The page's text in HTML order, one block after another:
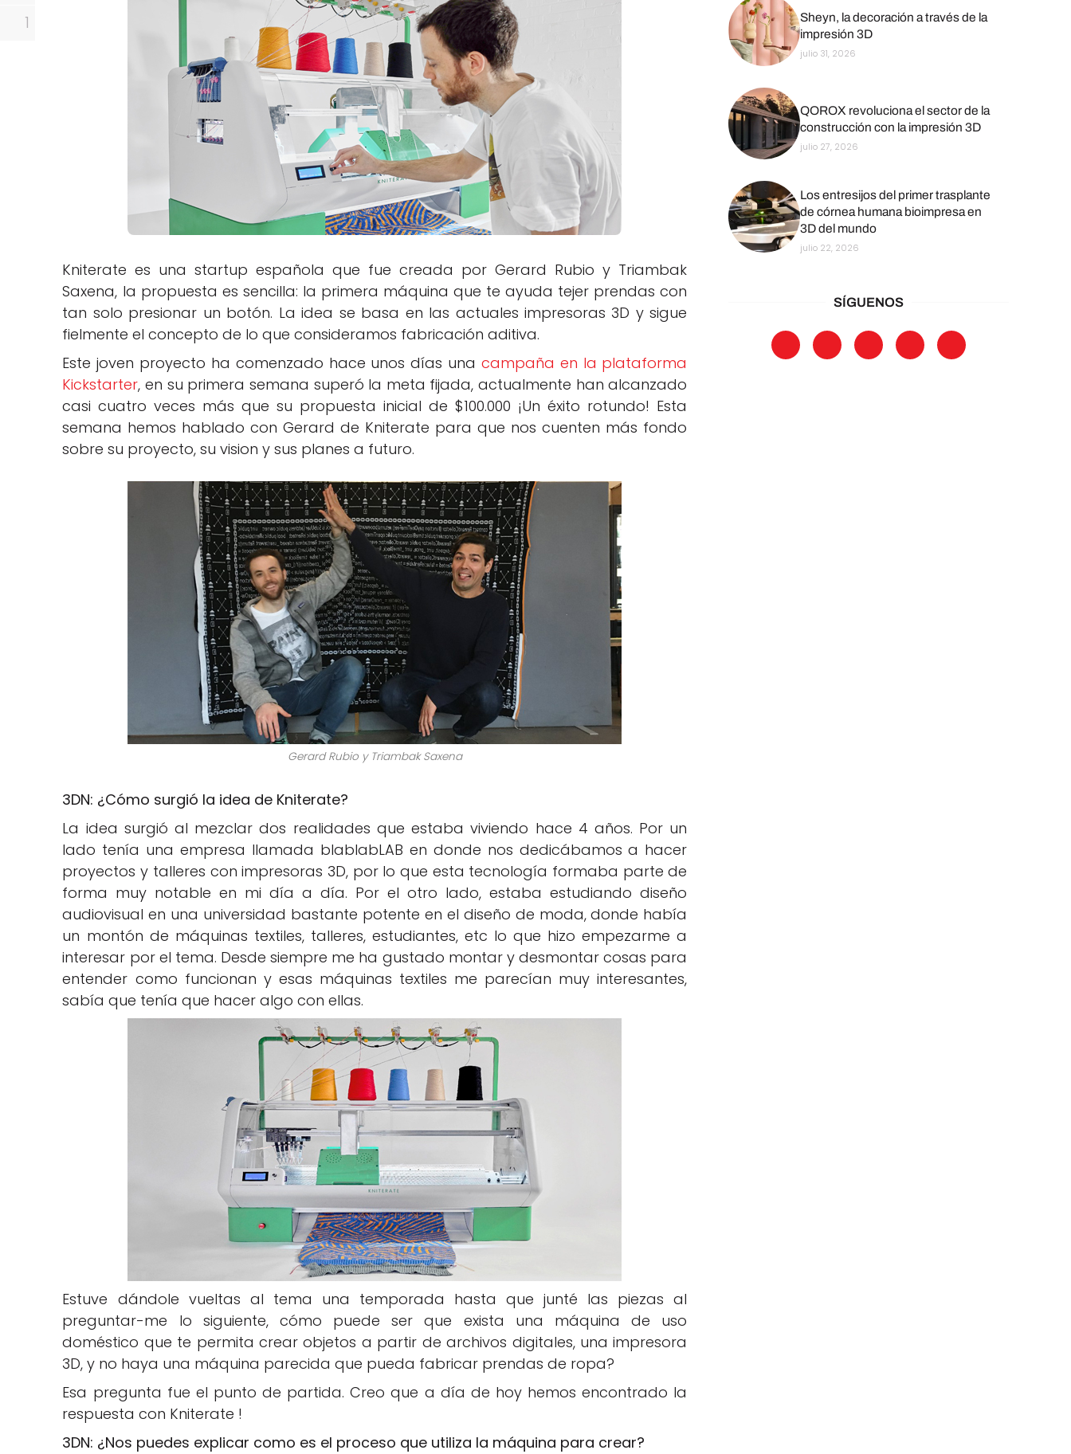
Negocios
Rankings 3D
Softwares 3D
Vídeos
Kniterate es una startup española que fue creada por Gerard Rubio y Triambak
Saxena, la propuesta es sencilla: la primera máquina que te ayuda tejer prendas con
tan solo presionar un botón. La idea se basa en las actuales impresoras 3D y sigue
fielmente el concepto de lo que consideramos fabricación aditiva.
Este joven proyecto ha comenzado hace unos días una campaña en la plataforma
Kickstarter, en su primera semana superó la meta fijada, actualmente han alcanzado
casi cuatro veces más que su propuesta inicial de $100.000 ¡Un éxito rotundo! Esta
semana hemos hablado con Gerard de Kniterate para que nos cuenten más fondo
sobre su proyecto, su vision y sus planes a futuro.
Gerard Rubio y Triambak Saxena
3DN: ¿Cómo surgió la idea de Kniterate?
La idea surgió al mezclar dos realidades que estaba viviendo hace 4 años. Por un
lado tenía una empresa llamada blablabLAB en donde nos dedicábamos a hacer
proyectos y talleres con impresoras 3D, por lo que esta tecnología formaba parte de
forma muy notable en mi día a día. Por el otro lado, estaba estudiando diseño
audiovisual en una universidad bastante potente en el diseño de moda, donde había
un montón de máquinas textiles, talleres, estudiantes, etc lo que hizo empezarme a
interesar por el tema. Desde siempre me ha gustado montar y desmontar cosas para
entender como funcionan y esas máquinas textiles me parecían muy interesantes,
sabía que tenía que hacer algo con ellas.
Estuve dándole vueltas al tema una temporada hasta que junté las piezas al
preguntar-me lo siguiente, cómo puede ser que exista una máquina de uso
doméstico que te permita crear objetos a partir de archivos digitales, una impresora
3D, y no haya una máquina parecida que pueda fabricar prendas de ropa?
Esa pregunta fue el punto de partida. Creo que a día de hoy hemos encontrado la
respuesta con Kniterate !
3DN: ¿Nos puedes explicar como es el proceso que utiliza la máquina para crear?
Sheyn, la decoración a través de la
impresión 3D
julio 31, 2026
QOROX revoluciona el sector de la
construcción con la impresión 3D
julio 27, 2026
Los entresijos del primer trasplante
de córnea humana bioimpresa en
3D del mundo
julio 22, 2026
SÍGUENOS
1